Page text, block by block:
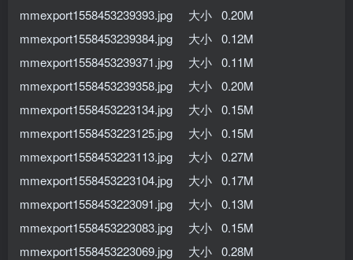
mmexport1558453239393.jpg 大小 0.20M
mmexport1558453239384.jpg 大小 0.12M
mmexport1558453239371.jpg 大小 0.11M
mmexport1558453239358.jpg 大小 0.20M
mmexport1558453223134.jpg 大小 0.15M
mmexport1558453223125.jpg 大小 0.15M
mmexport1558453223113.jpg 大小 0.27M
mmexport1558453223104.jpg 大小 0.17M
mmexport1558453223091.jpg 大小 0.13M
mmexport1558453223083.jpg 大小 0.15M
mmexport1558453223069.jpg 大小 0.28M